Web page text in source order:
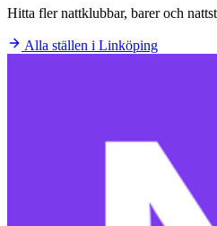
Hitta fler nattklubbar, barer och
Alla ställen i Linköping